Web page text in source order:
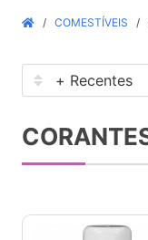
COMESTÍVEIS